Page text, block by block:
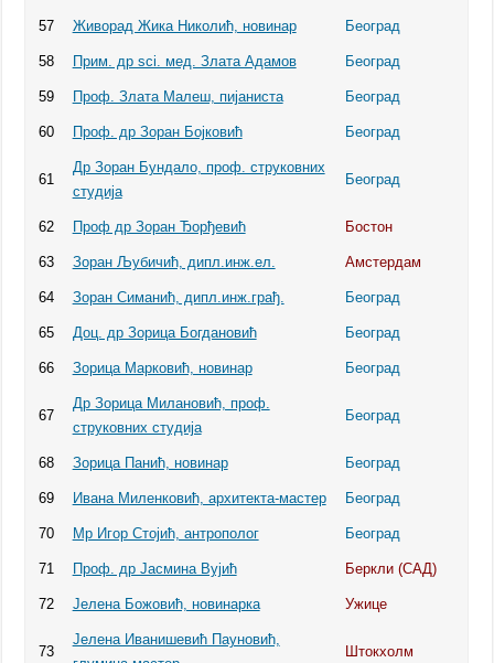
57 Живорад Жика Николић, новинар Београд
58 Прим. др sci. мед. Злата Адамов Београд
59 Проф. Злата Малеш, пијаниста Београд
60 Проф. др Зоран Бојковић Београд
61
Др Зоран Бундало, проф. струковних
студија
Београд
62 Проф др Зоран Ђорђевић Бостон
63 Зоран Љубичић, дипл.инж.ел. Амстердам
64 Зоран Симанић, дипл.инж.грађ. Београд
65 Доц. др Зорица Богдановић Београд
66 Зорица Марковић, новинар Београд
67
Др Зорица Милановић, проф.
струковних студија
Београд
68 Зорица Панић, новинар Београд
69 Ивана Миленковић, архитекта-мастер Београд
70 Мр Игор Стојић, антрополог Београд
71 Проф. др Јасмина Вујић Беркли (САД)
72 Јелена Божовић, новинарка Ужице
73
Јелена Иванишевић Пауновић,
Штокхолм